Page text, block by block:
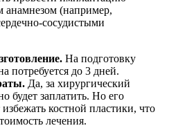
(например,
сосудистыми
На подготовку
потребуется до 3 дней.
Да, за хирургический
будет заплатить. Но его
костной пластики, что
лечения.